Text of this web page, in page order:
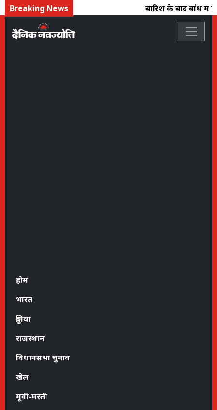
Breaking News बारिश के बाद बांध में
होम
भारत
दुनिया
राजस्थान
विधानसभा चुनाव
खेल
मूवी-मस्ती